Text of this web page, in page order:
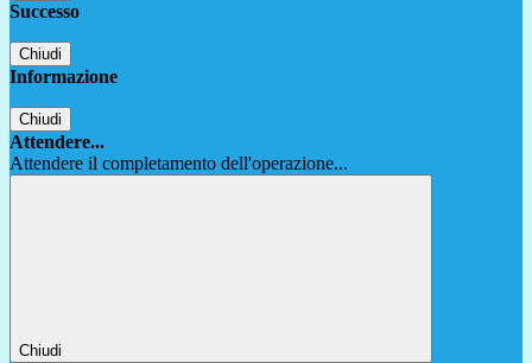
Successo
Chiudi
Informazione
Chiudi
Attendere...
Attendere il completamento dell'operazione...
Chiudi